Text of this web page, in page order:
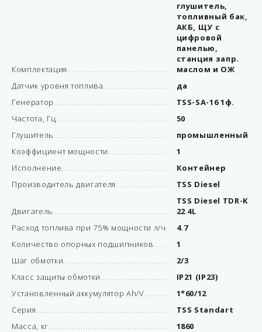
Комплектация
глушитель,
топливный бак,
АКБ, ЩУ с
цифровой
панелью,
станция запр.
маслом и ОЖ
Датчик уровня топлива
да
Генератор
TSS-SA-16 1ф.
Частота, Гц
50
Глушитель
промышленный
Коэффициент мощности
1
Исполнение
Контейнер
Производитель двигателя
TSS Diesel
Двигатель
TSS Diesel TDR-K
22 4L
Расход топлива при 75% мощности л/ч
4.7
Количество опорных подшипников
1
Шаг обмотки
2/3
Класс защиты обмотки
IP21 (IP23)
Установленный аккумулятор Ah/V
1*60/12
Серия
TSS Standart
Масса, кг
1860